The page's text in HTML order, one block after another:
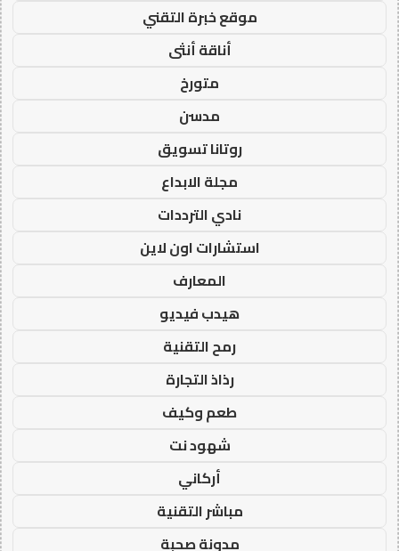
موقع خبرة التقني
أناقة أنثى
متورخ
مدسن
روتانا تسويق
مجلة الابداع
نادي الترددات
استشارات اون لاين
المعارف
هيدب فيديو
رمح التقنية
رذاذ التجارة
طعم وكيف
شهود نت
أركاني
مباشر التقنية
مدونة صحبة